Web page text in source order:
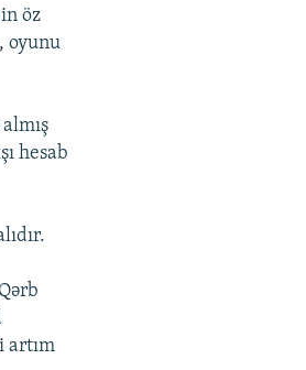
öz
oyunu
hesab
artım